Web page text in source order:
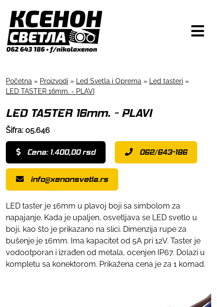
Početna » Proizvodi » Led Svetla i Oprema » Led tasteri »
LED TASTER 16mm. - PLAVI
LED TASTER 16mm. - PLAVI
Šifra: 05.646
Cena: 1.400,00 rsd 062/643-186
info@xenonsvetla.rs
LED taster je 16mm u plavoj boji sa simbolom za
napajanje. Kada je upaljen, osvetljava se LED svetlo u
boji, kao što je prikazano na slici. Dimenzija rupe za
bušenje je 16mm. Ima kapacitet od 5A pri 12V. Taster je
vodootporan i izrađen od metala, ocenjen IP67. Dolazi u
kompletu sa konektorom. Prikažena cena je za 1 komad.